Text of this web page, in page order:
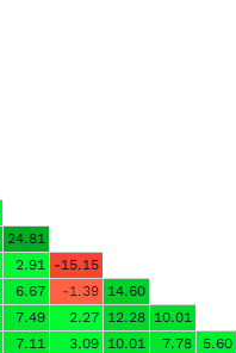
24.81
2.91 -15.15
6.67 -1.39 14.60
7.49 2.27 12.28 10.01
7.11 3.09 10.01 7.78
5.60